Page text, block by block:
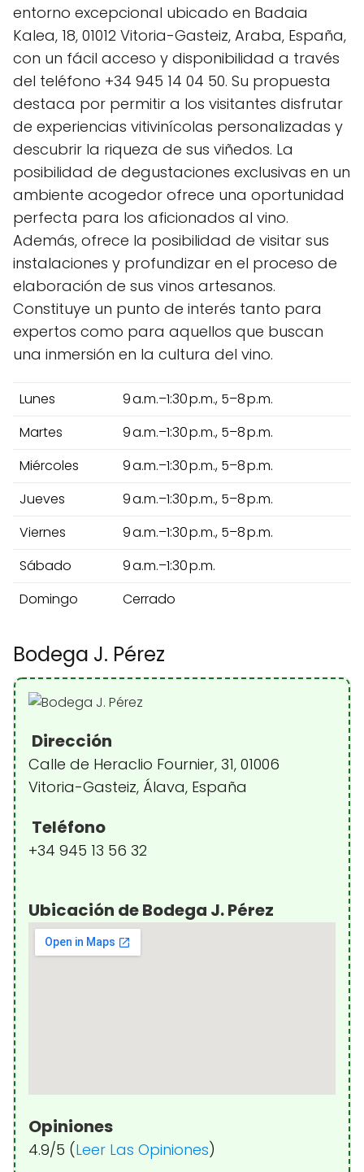
entorno excepcional ubicado en Badaia
Kalea, 18, 01012 Vitoria-Gasteiz, Araba, España,
con un fácil acceso y disponibilidad a través
del teléfono +34 945 14 04 50. Su propuesta
destaca por permitir a los visitantes disfrutar
de experiencias vitivinícolas personalizadas y
descubrir la riqueza de sus viñedos. La
posibilidad de degustaciones exclusivas en un
ambiente acogedor ofrece una oportunidad
perfecta para los aficionados al vino.
Además, ofrece la posibilidad de visitar sus
instalaciones y profundizar en el proceso de
elaboración de sus vinos artesanos.
Constituye un punto de interés tanto para
expertos como para aquellos que buscan
una inmersión en la cultura del vino.
Lunes
9 a.m.–1:30 p.m., 5–8 p.m.
Martes
9 a.m.–1:30 p.m., 5–8 p.m.
Miércoles
9 a.m.–1:30 p.m., 5–8 p.m.
Jueves
9 a.m.–1:30 p.m., 5–8 p.m.
Viernes
9 a.m.–1:30 p.m., 5–8 p.m.
Sábado
9 a.m.–1:30 p.m.
Domingo
Cerrado
Bodega J. Pérez
Dirección
Calle de Heraclio Fournier, 31, 01006
Vitoria-Gasteiz, Álava, España
Teléfono
+34 945 13 56 32
Ubicación de Bodega J. Pérez
Opiniones
4.9/5 (Leer Las Opiniones)